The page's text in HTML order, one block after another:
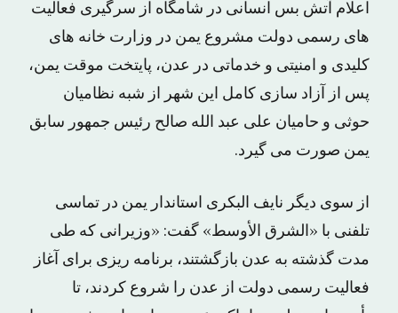
اعلام آتش بس انسانی در شامگاه از سرگیری فعالیت
های رسمی دولت مشروع یمن در وزارت خانه های
کلیدی و امنیتی و خدماتی در عدن، پایتخت موقت یمن،
پس از آزاد سازی کامل این شهر از شبه نظامیان
حوثی و حامیان علی عبد الله صالح رئیس جمهور سابق
یمن صورت می گیرد.
از سوی دیگر نایف البکری استاندار یمن در تماسی
تلفنی با «الشرق الأوسط» گفت: «وزیرانی که طی
مدت گذشته به عدن بازگشتند، برنامه ریزی برای آغاز
فعالیت رسمی دولت از عدن را شروع کردند، تا